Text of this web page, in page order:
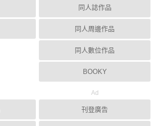
同人誌作品
同人周邊作品
同人數位作品
BOOKY
Ad
刊登廣告